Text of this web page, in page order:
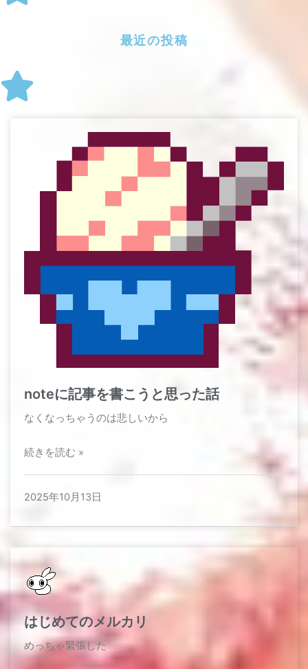
最近の投稿
noteに記事を書こうと思った話
なくなっちゃうのは悲しいから​
続きを読む »
2025年10月13日
はじめてのメルカリ
めっちゃ緊張した